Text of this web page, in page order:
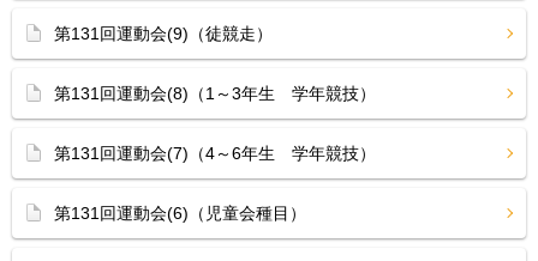
第131回運動会(9)（徒競走）
第131回運動会(8)（1～3年生 学年競技）
第131回運動会(7)（4～6年生 学年競技）
第131回運動会(6)（児童会種目）